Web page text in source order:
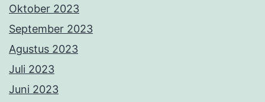
Oktober 2023
September 2023
Agustus 2023
Juli 2023
Juni 2023